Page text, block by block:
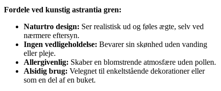
Fordele ved kunstig astrantia gren:
Naturtro design: Ser realistisk ud og føles ægte, selv ved
nærmere eftersyn.
Ingen vedligeholdelse: Bevarer sin skønhed uden vanding
eller pleje.
Allergivenlig: Skaber en blomstrende atmosfære uden pollen.
Alsidig brug: Velegnet til enkeltstående dekorationer eller
som en del af en buket.